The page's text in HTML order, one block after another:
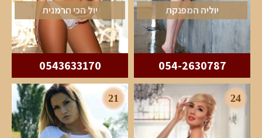
יוליה המפנקת
054-2630787
יול הכי חרמנית
0543633170
24
21